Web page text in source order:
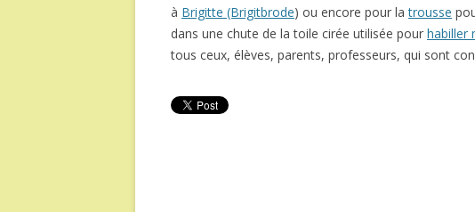
à Brigitte (Brigitbrode) ou encore pour latrousse
dans une chute de la toile cirée utilisée pour habiller
tous ceux, élèves, parents, professeurs, qui sont